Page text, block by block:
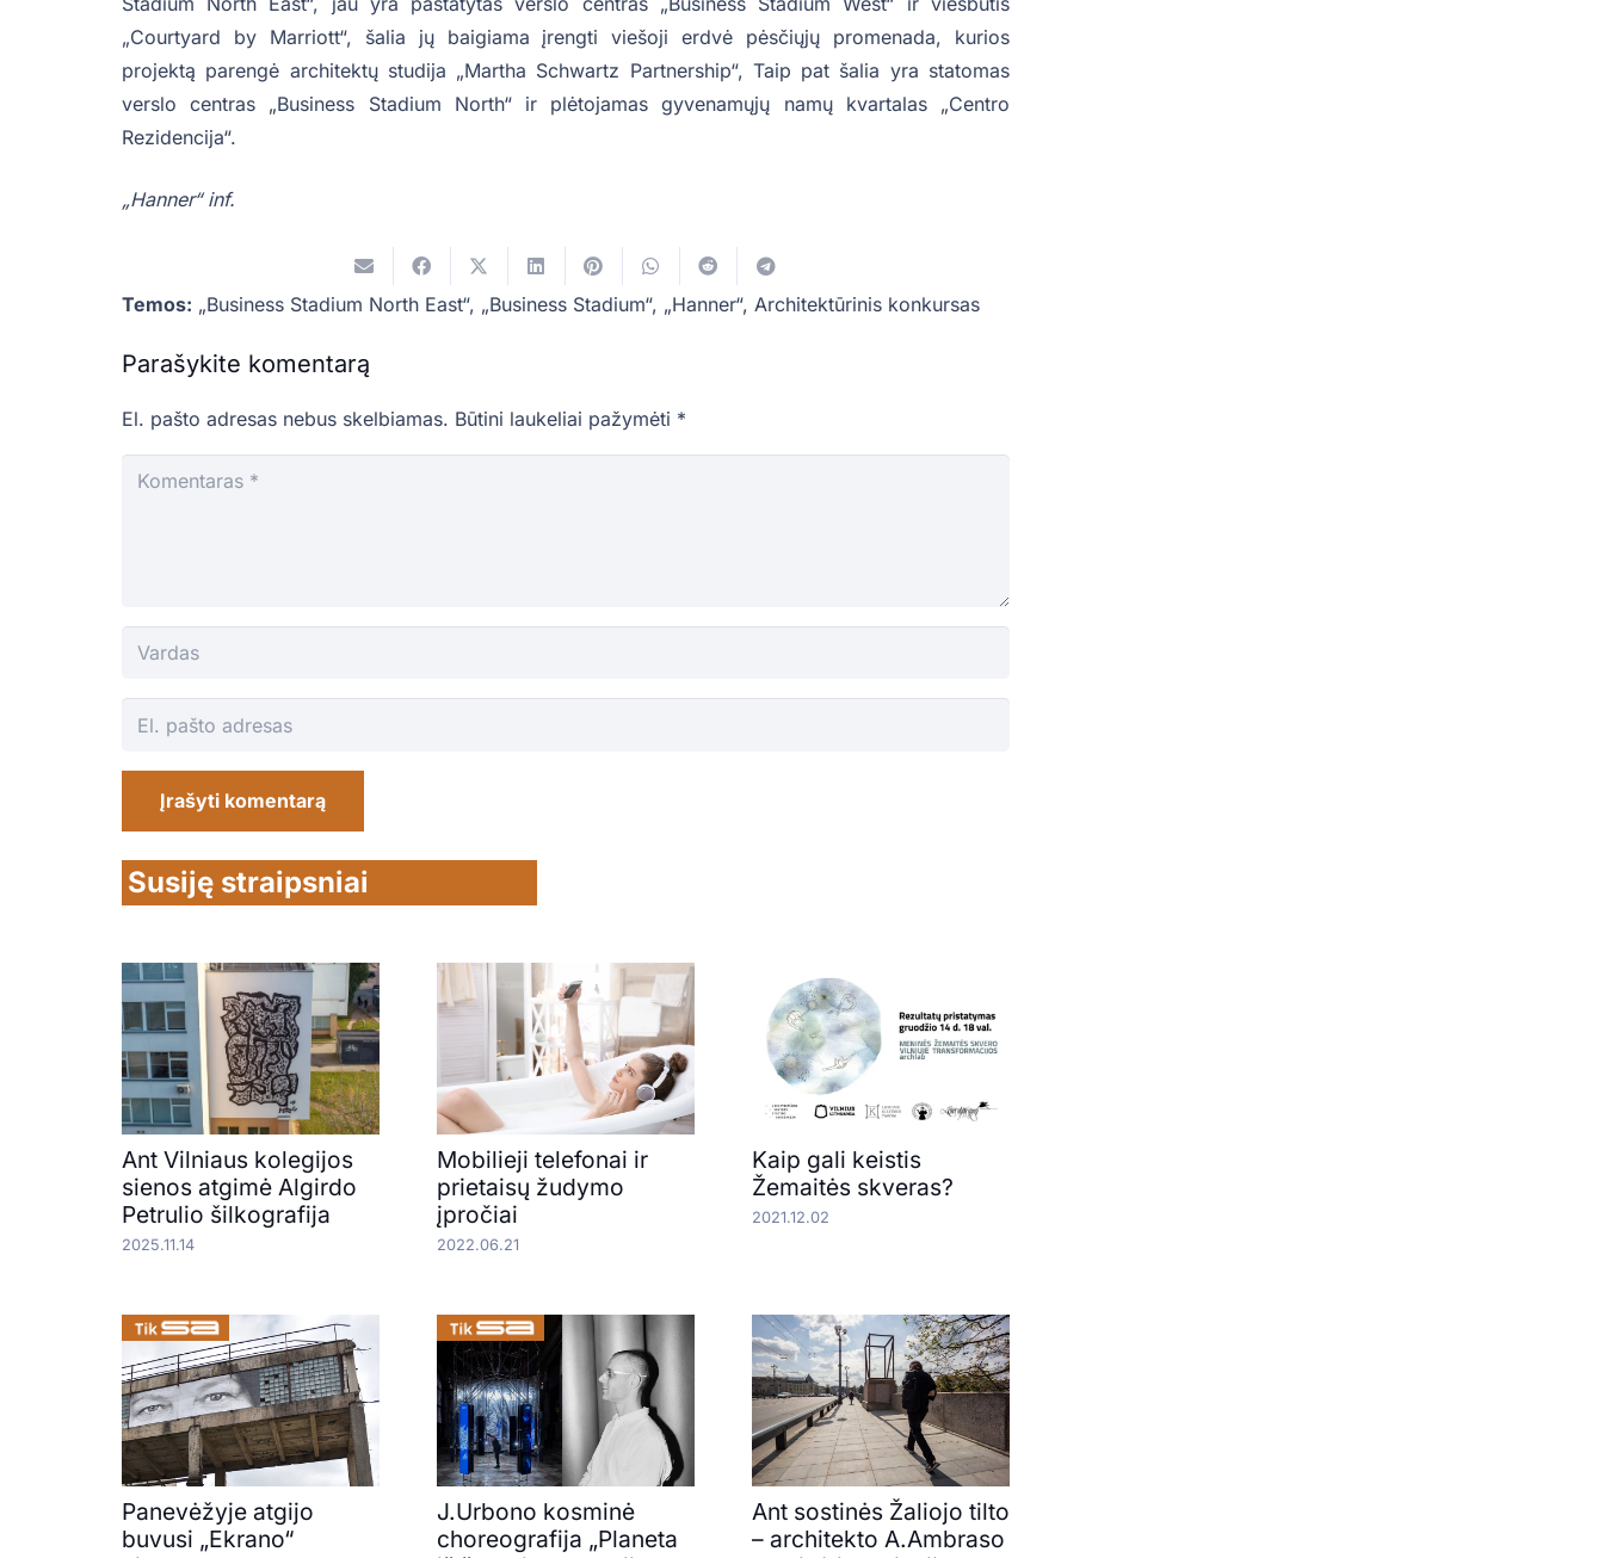
„Courtyard by Marriott“, šalia jų baigiama įrengti viešoji erdvė pėsčiųjų promenada, kurios
projektą parengė architektų studija „Martha Schwartz Partnership“, Taip pat šalia yra statomas
verslo centras „Business Stadium North“ ir plėtojamas gyvenamųjų namų kvartalas „Centro
Rezidencija“.
„Hanner“ inf.
Temos: „Business Stadium North East“, „Business Stadium“, „Hanner“, Architektūrinis konkursas
Parašykite komentarą
El. pašto adresas nebus skelbiamas. Būtini laukeliai pažymėti *
Įrašyti komentarą
Susiję straipsniai
Ant Vilniaus kolegijos
sienos atgimė Algirdo
Petrulio šilkografija
2025.11.14
Mobilieji telefonai ir
prietaisų žudymo
įpročiai
2022.06.21
Kaip gali keistis
Žemaitės skveras?
2021.12.02
Panevėžyje atgijo
buvusi „Ekrano“
J.Urbono kosminė
choreografija „Planeta
Ant sostinės Žaliojo tilto
– architekto A.Ambraso